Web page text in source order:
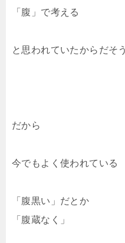
「腹」で考える
と思われていたからだそ
だから
今でもよく使われている
「腹黒い」だとか
「腹蔵なく」